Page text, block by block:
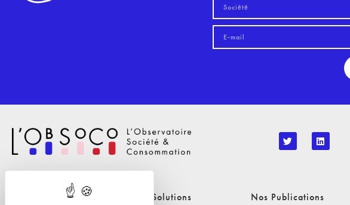
Nos Solutions
Nos Solutions
Nos Publications